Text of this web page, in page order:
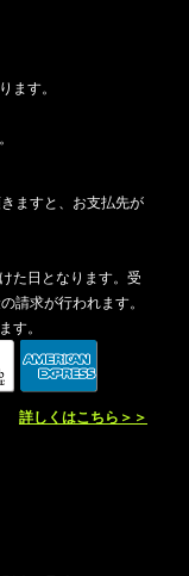
ます。
ますと、お支払先が
た日となります。受
請求が行われます。
す。
詳しくはこちら＞＞